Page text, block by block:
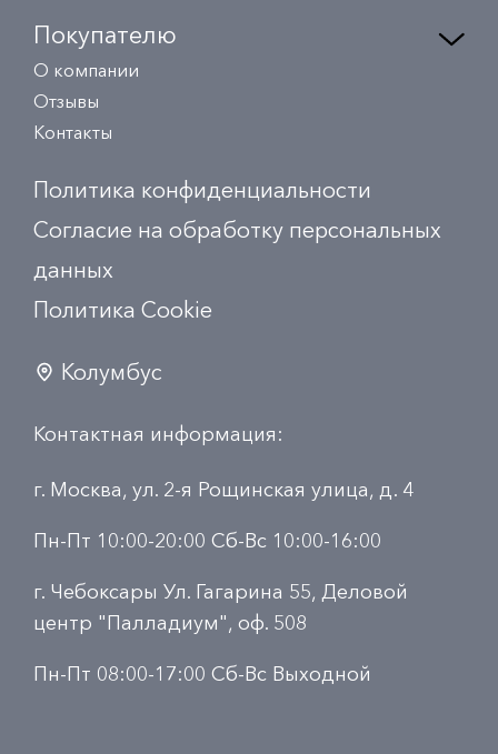
Покупателю
О компании
Отзывы
Контакты
Политика конфиденциальности
Согласие на обработку персональных
данных
Политика Сookie
Колумбус
Контактная информация:
г. Москва, ул. 2-я Рощинская улица, д. 4
Пн-Пт 10:00-20:00 Сб-Вс 10:00-16:00
г. Чебоксары Ул. Гагарина 55, Деловой
центр "Палладиум", оф. 508
Пн-Пт 08:00-17:00 Сб-Вс Выходной